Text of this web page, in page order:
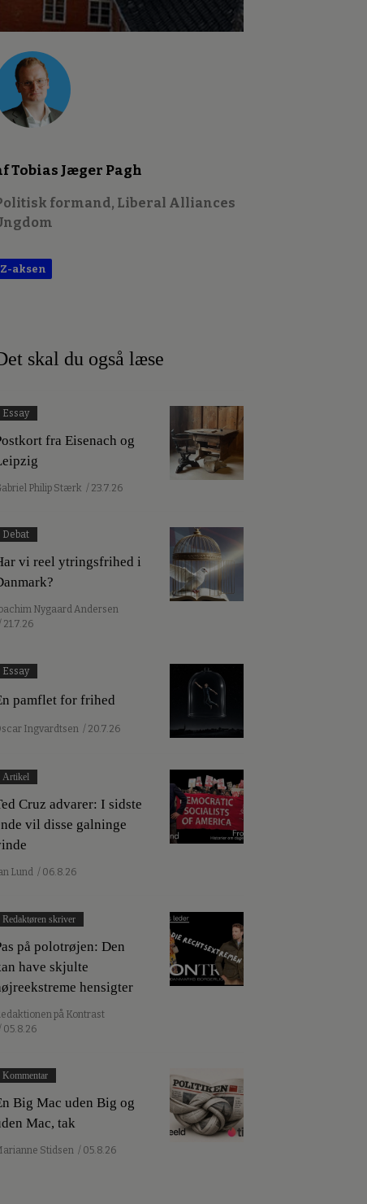
Tobias Jæger Pagh
formand, Liberal Alliances
Z-aksen
skal du også læse
Essay
fra Eisenach og
Philip Stærk / 23.7.26
Debat
vi reel ytringsfrihed i
Nygaard Andersen
21.7.26
Essay
pamflet for frihed
Ingvardtsen / 20.7.26
Artikel
Cruz advarer: I sidste
vil disse galninge
Lund / 06.8.26
Redaktøren skriver
på polotrøjen: Den
have skjulte
hensigter
på Kontrast
/ 05.8.26
Kommentar
Big Mac uden Big og
Mac, tak
Stidsen / 05.8.26